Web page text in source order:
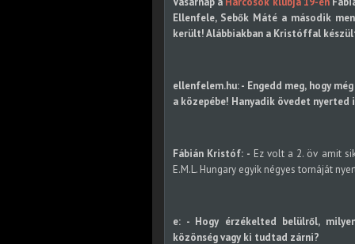
Ellenfele, Sebők Máté a második
került! Alábbiakban a Kristóffal
ellenfelem.hu: - Engedd meg, hogy
a közepébe! Hanyadik övedet nyerted
Fábián Kristóf: - Ez volt a 2. öv amit
E.M.L. Hungary egyik négyes tornáját
e: - Hogy érzékelted belülről,
közönség vagy ki tudtad zárni?